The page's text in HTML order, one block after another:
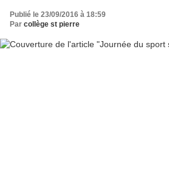
Publié le 23/09/2016 à 18:59
Par collège st pierre